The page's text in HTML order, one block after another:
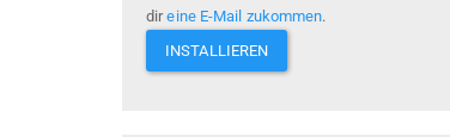
direine E-Mail zukommen.
INSTALLIEREN